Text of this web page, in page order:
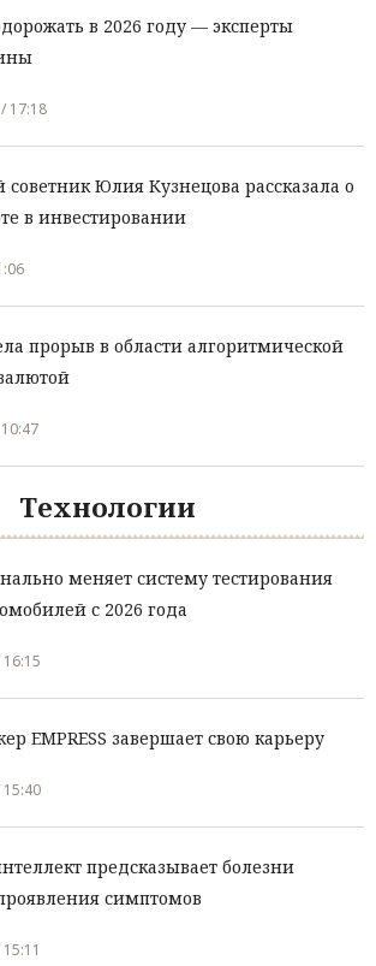
в 2026 году — эксперты
17:18
Юлия Кузнецова рассказала о
в инвестировании
прорыв в области алгоритмической
Технологии
меняет систему тестирования
с 2026 года
EMPRESS завершает свою карьеру
предсказывает болезни
симптомов